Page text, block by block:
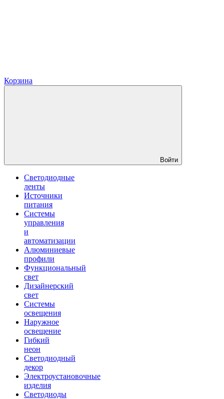
Корзина
Войти
Светодиодные
ленты
Источники
питания
Системы
управления
и
автоматизации
Алюминиевые
профили
Функциональный
свет
Дизайнерский
свет
Системы
освещения
Наружное
освещение
Гибкий
неон
Светодиодный
декор
Электроустановочные
изделия
Светодиоды